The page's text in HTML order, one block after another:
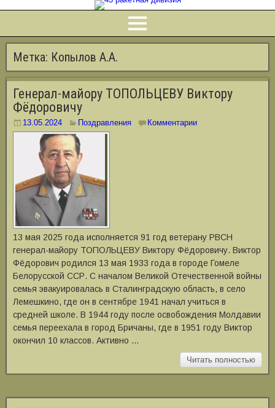
Метка: Копылов А.А.
Генерал-майору ТОПОЛЬЦЕВУ Виктору
Фёдоровичу
13.05.2024 Поздравления Комментарии
13 мая 2025 года исполняется 91 год ветерану РВСН
генерал-майору ТОПОЛЬЦЕВУ Виктору Фёдоровичу. Виктор
Фёдорович родился 13 мая 1933 года в городе Гомеле
Белорусской ССР. С началом Великой Отечественной войны
семья эвакуировалась в Сталинградскую область, в село
Лемешкино, где он в сентябре 1941 начал учиться в
средней школе. В 1944 году после освобождения Молдавии
семья переехала в город Бричаны, где в 1951 году Виктор
окончил 10 классов. Активно …
Читать полностью